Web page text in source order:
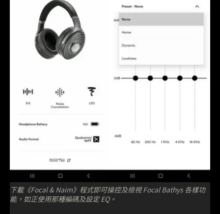
下載《Focal & Naim》程式即可操控及檢視 Focal Bathys 各樣功
能，如正使用那種編碼及設定 EQ。